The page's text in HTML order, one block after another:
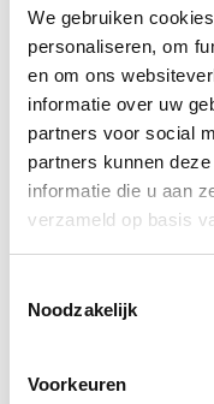
We gebruiken
personaliseren, om
en om ons
informatie over uw
partners voor social
partners kunnen
informatie die u aan
verzameld op basis
Noodzakelijk
Voorkeuren
Klik hier om klant te
Code
Voorraad
V-set-UNF05